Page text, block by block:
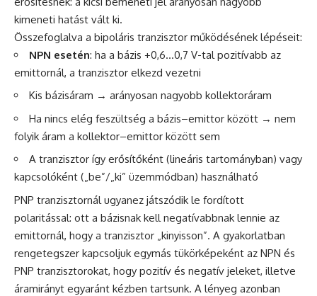
kimeneti hatást vált ki.
Összefoglalva a bipoláris tranzisztor működésének lépéseit:
NPN esetén: ha a bázis +0,6…0,7 V-tal pozitívabb az
emittornál, a tranzisztor elkezd vezetni
Kis bázisáram → arányosan nagyobb kollektoráram
Ha nincs elég feszültség a bázis–emittor között → nem
folyik áram a kollektor–emittor között sem
A tranzisztor így erősítőként (lineáris tartományban) vagy
kapcsolóként („be”/„ki” üzemmódban) használható
PNP tranzisztornál ugyanez játszódik le fordított
polaritással: ott a bázisnak kell negatívabbnak lennie az
emittornál, hogy a tranzisztor „kinyisson”. A gyakorlatban
rengetegszer kapcsoljuk egymás tükörképeként az NPN és
PNP tranzisztorokat, hogy pozitív és negatív jeleket, illetve
áramirányt egyaránt kézben tartsunk. A lényeg azonban